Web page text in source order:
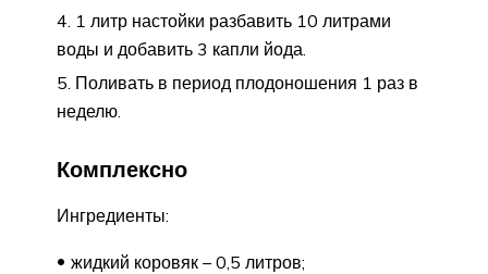
1 литр настойки разбавить 10 литрами
воды и добавить 3 капли йода.
Поливать в период плодоношения 1 раз в
неделю.
Комплексно
Ингредиенты:
жидкий коровяк – 0,5 литров;